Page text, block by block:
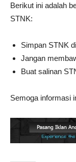
Berikut ini adalah
STNK:
Simpan STNK
Jangan
Buat salinan
Semoga informasi